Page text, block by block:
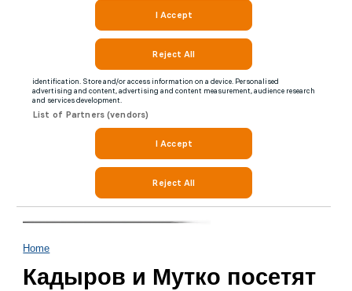
Home
Кадыров и Мутко посетят